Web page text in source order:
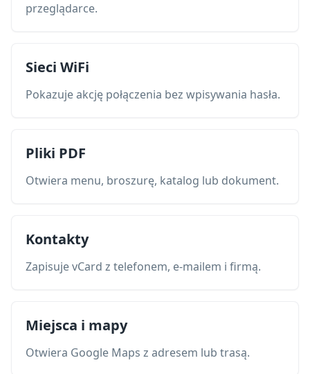
przeglądarce.
Sieci WiFi
Pokazuje akcję połączenia bez wpisywania hasła.
Pliki PDF
Otwiera menu, broszurę, katalog lub dokument.
Kontakty
Zapisuje vCard z telefonem, e-mailem i firmą.
Miejsca i mapy
Otwiera Google Maps z adresem lub trasą.